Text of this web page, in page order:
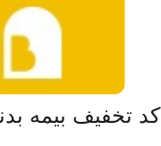
کد تخفیف بیمه